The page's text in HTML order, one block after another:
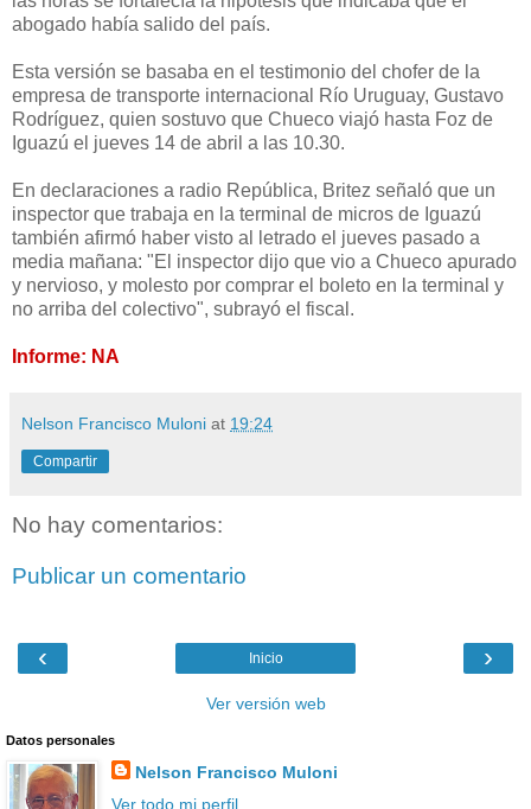
abogado había salido del país.
Esta versión se basaba en el testimonio del chofer de la
empresa de transporte internacional Río Uruguay, Gustavo
Rodríguez, quien sostuvo que Chueco viajó hasta Foz de
Iguazú el jueves 14 de abril a las 10.30.
En declaraciones a radio República, Britez señaló que un
inspector que trabaja en la terminal de micros de Iguazú
también afirmó haber visto al letrado el jueves pasado a
media mañana: "El inspector dijo que vio a Chueco apurado
y nervioso, y molesto por comprar el boleto en la terminal y
no arriba del colectivo", subrayó el fiscal.
Informe: NA
Nelson Francisco Muloni at 19:24
Compartir
No hay comentarios:
Publicar un comentario
‹ ›
Inicio
Ver versión web
Datos personales
Nelson Francisco Muloni
Ver todo mi perfil